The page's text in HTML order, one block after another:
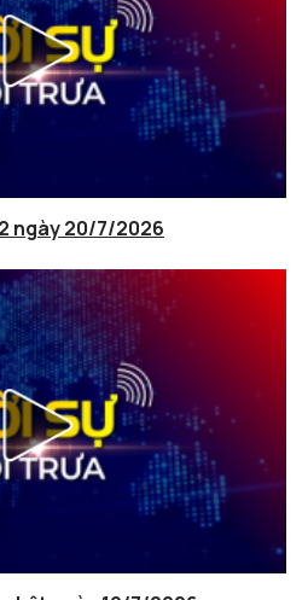
ngày 20/7/2026